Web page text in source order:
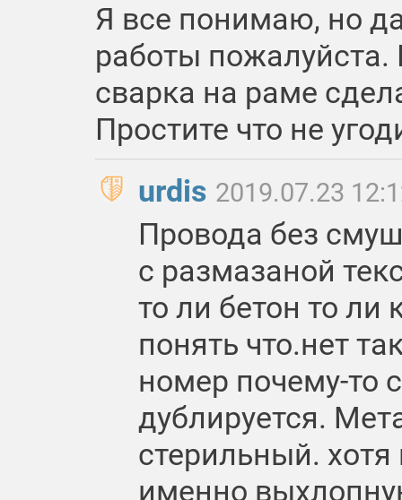
Я все понимаю, но
работы
сварка на раме
Простите что не
urdis 2019.07.23
Провода без
с размазаной
то ли бетон то ли
понять что.нет
номер почему-то
дублируется.
стерильный.
именно